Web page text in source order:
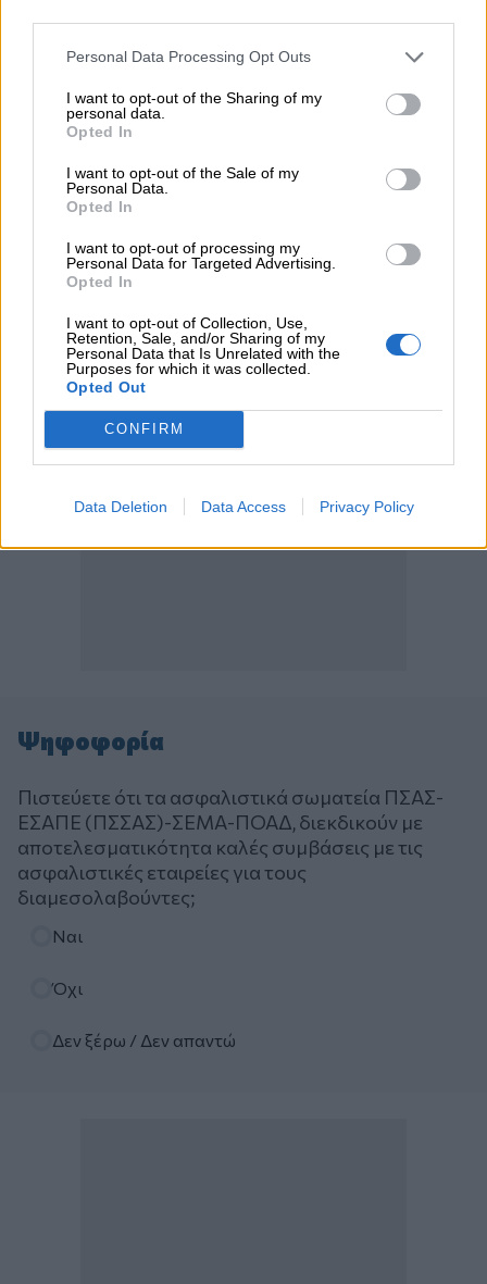
Personal Data Processing Opt Outs
I want to opt-out of the Sharing of my
personal data.
Opted In
I want to opt-out of the Sale of my
Personal Data.
Opted In
I want to opt-out of processing my
Personal Data for Targeted Advertising.
Opted In
I want to opt-out of Collection, Use,
Retention, Sale, and/or Sharing of my
Personal Data that Is Unrelated with the
Purposes for which it was collected.
Opted Out
CONFIRM
Data Deletion Data Access Privacy Policy
05.08.2026
Ε.Ε και παράνομη μετανάστευση: προτάσεις και δράσεις με
παρονομαστή το κοινό συμφέρον
05.08.2026
05.08.2026
διαμεσολαβητών
ΠΕΡΙΣΣΟΤΕΡΑ
Ψηφοφορία
Πιστεύετε ότι τα ασφαλιστικά σωματεία ΠΣΑΣ-
ΕΣΑΠΕ (ΠΣΣΑΣ)-ΣΕΜΑ-ΠΟΑΔ, διεκδικούν με
αποτελεσματικότητα καλές συμβάσεις με τις
ασφαλιστικές εταιρείες για τους
διαμεσολαβούντες;
Ναι
Όχι
Δεν ξέρω / Δεν απαντώ